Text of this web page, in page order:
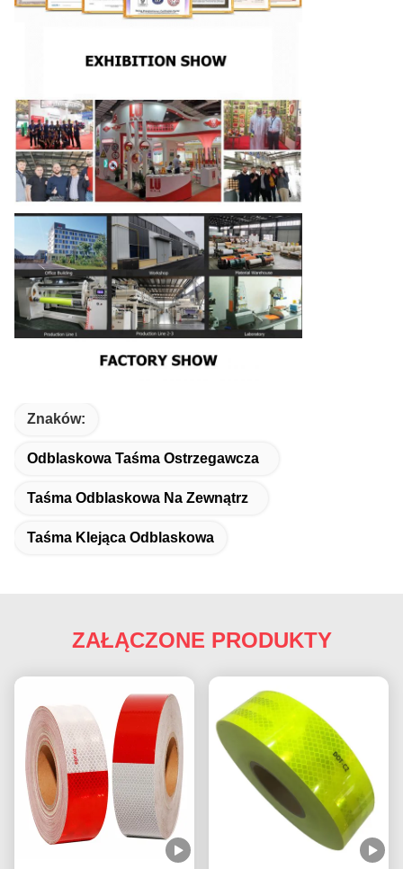
Znaków:
Odblaskowa Taśma Ostrzegawcza
Taśma Odblaskowa Na Zewnątrz
Taśma Klejąca Odblaskowa
ZAŁĄCZONE PRODUKTY